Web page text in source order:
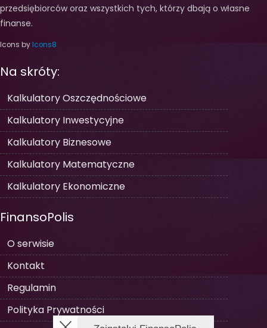
przedsiębiorców oraz wszystkich tych, którzy dbają o własne
finanse.
Icons by Icons8
Na skróty:
Kalkulatory Oszczędnościowe
Kalkulatory Inwestycyjne
Kalkulatory Biznesowe
Kalkulatory Matematyczne
Kalkulatory Ekonomiczne
FinansoPolis
O serwisie
Kontakt
Regulamin
Polityka Prywatności